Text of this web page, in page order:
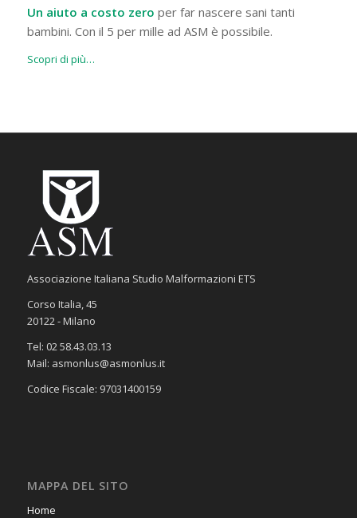
Un aiuto a costo zero per far nascere sani tanti
bambini. Con il 5 per mille ad ASM è possibile.
Scopri di più…
Associazione Italiana Studio Malformazioni ETS
Corso Italia, 45
20122 - Milano
Tel: 02 58.43.03.13
Mail: asmonlus@asmonlus.it
Codice Fiscale: 97031400159
MAPPA DEL SITO
Home